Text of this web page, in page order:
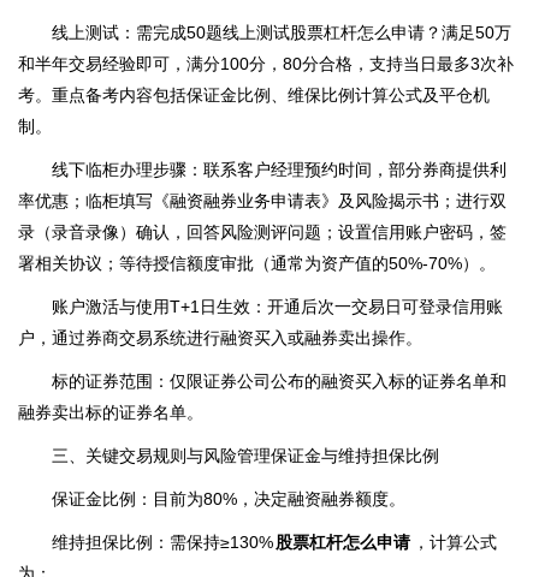
线上测试：需完成50题线上测试股票杠杆怎么申请？满足50万
和半年交易经验即可，满分100分，80分合格，支持当日最多3次补
考。重点备考内容包括保证金比例、维保比例计算公式及平仓机
制。
线下临柜办理步骤：联系客户经理预约时间，部分券商提供利
率优惠；临柜填写《融资融券业务申请表》及风险揭示书；进行双
录（录音录像）确认，回答风险测评问题；设置信用账户密码，签
署相关协议；等待授信额度审批（通常为资产值的50%-70%）。
账户激活与使用T+1日生效：开通后次一交易日可登录信用账
户，通过券商交易系统进行融资买入或融券卖出操作。
标的证券范围：仅限证券公司公布的融资买入标的证券名单和
融券卖出标的证券名单。
三、关键交易规则与风险管理保证金与维持担保比例
保证金比例：目前为80%，决定融资融券额度。
维持担保比例：需保持≥130%股票杠杆怎么申请 ，计算公式